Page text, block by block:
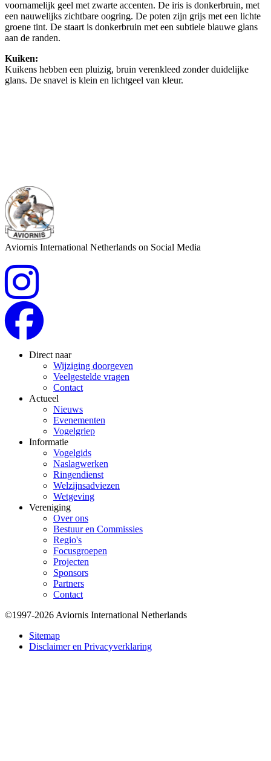
voornamelijk geel met zwarte accenten. De iris is donkerbruin, met
een nauwelijks zichtbare oogring. De poten zijn grijs met een lichte
groene tint. De staart is donkerbruin met een subtiele blauwe glans
aan de randen.
Kuiken:
Kuikens hebben een pluizig, bruin verenkleed zonder duidelijke
glans. De snavel is klein en lichtgeel van kleur.
Aviornis International Netherlands on Social Media
Direct naar
Wijziging doorgeven
Veelgestelde vragen
Contact
Actueel
Nieuws
Evenementen
Vogelgriep
Informatie
Vogelgids
Naslagwerken
Ringendienst
Welzijnsadviezen
Wetgeving
Vereniging
Over ons
Bestuur en Commissies
Regio's
Focusgroepen
Projecten
Sponsors
Partners
Contact
Bottom
©1997-2026 Aviornis International Netherlands
Sitemap
Disclaimer en Privacyverklaring